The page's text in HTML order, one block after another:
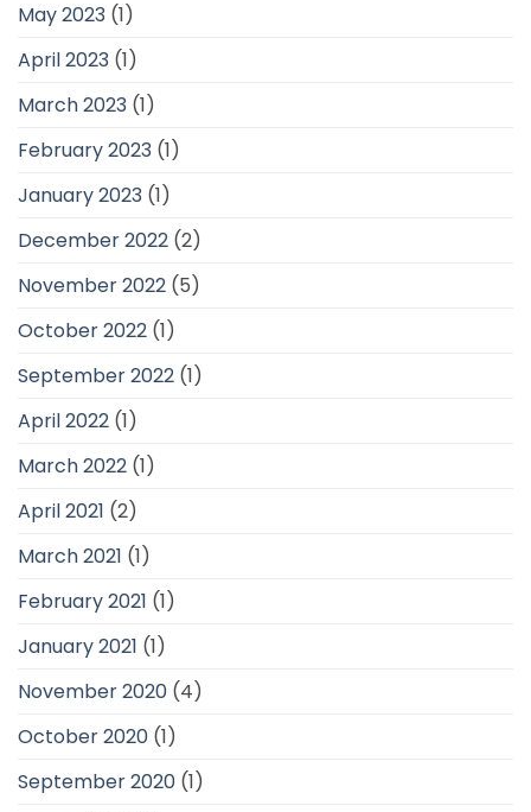
May 2023 (1)
April 2023 (1)
March 2023 (1)
February 2023 (1)
January 2023 (1)
December 2022 (2)
November 2022 (5)
October 2022 (1)
September 2022 (1)
April 2022 (1)
March 2022 (1)
April 2021 (2)
March 2021 (1)
February 2021 (1)
January 2021 (1)
November 2020 (4)
October 2020 (1)
September 2020 (1)